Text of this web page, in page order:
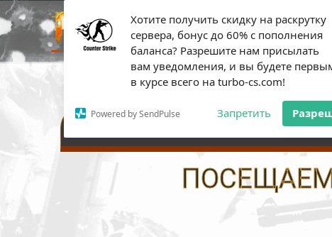
Хотите получить скидку на раскрутку
сервера, бонус до 60% с пополнения
баланса? Разрешите нам присылать
вам уведомления, и вы будете
в курсе всего на turbo-cs.com!
Powered by SendPulse Запретить